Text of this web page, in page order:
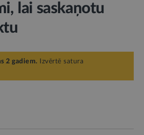
lai saskaņotu
2 gadiem. Izvērtē satura